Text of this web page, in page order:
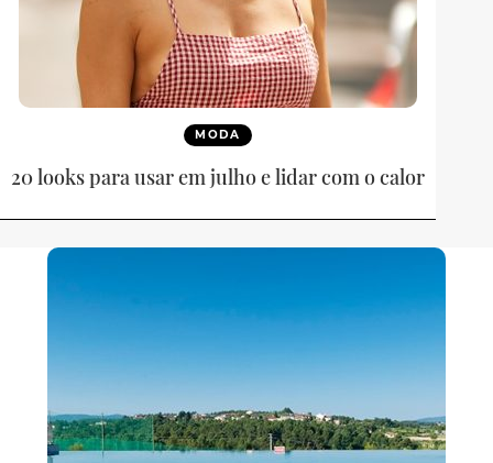
MODA
20 looks para usar em julho e lidar com o calor